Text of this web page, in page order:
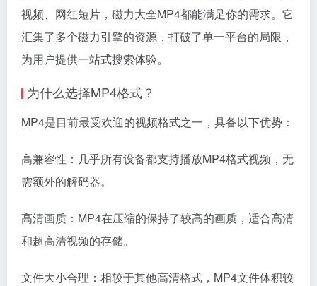
视频、网红短片，磁力大全MP4都能满足你的需求。它
汇集了多个磁力引擎的资源，打破了单一平台的局限，
为用户提供一站式搜索体验。
为什么选择MP4格式？
MP4是目前最受欢迎的视频格式之一，具备以下优势：
高兼容性：几乎所有设备都支持播放MP4格式视频，无
需额外的解码器。
高清画质：MP4在压缩的保持了较高的画质，适合高清
和超高清视频的存储。
文件大小合理：相较于其他高清格式，MP4文件体积较